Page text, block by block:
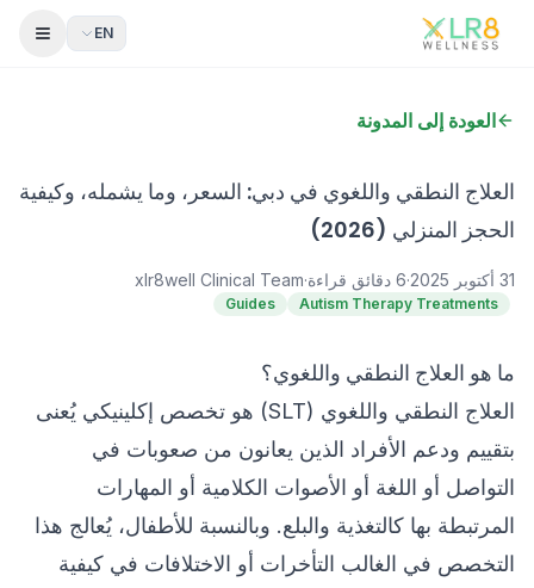
EN
العودة إلى المدونة
العلاج النطقي واللغوي في دبي: السعر، وما يشمله، وكيفية
الحجز المنزلي (2026)
31 أكتوبر 2025 ·
6 دقائق قراءة·
xlr8well Clinical Team
Autism Therapy Treatments
Guides
ما هو العلاج النطقي واللغوي؟
العلاج النطقي واللغوي (SLT) هو تخصص إكلينيكي يُعنى
بتقييم ودعم الأفراد الذين يعانون من صعوبات في
التواصل أو اللغة أو الأصوات الكلامية أو المهارات
المرتبطة بها كالتغذية والبلع. وبالنسبة للأطفال، يُعالج هذا
التخصص في الغالب التأخرات أو الاختلافات في كيفية